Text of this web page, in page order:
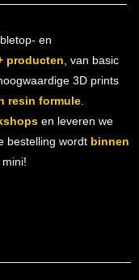
en
producten , van basic
3D prints
resin formule.
en leveren we
bestelling wordt binnen